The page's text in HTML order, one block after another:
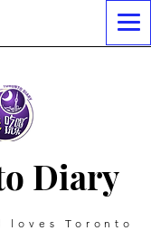
Diary
loves Toronto